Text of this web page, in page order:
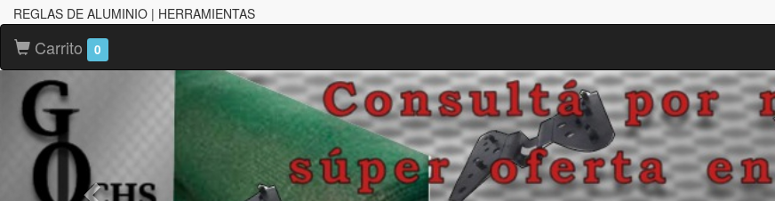
REGLAS DE ALUMINIO | HERRAMIENTAS
Carrito 0